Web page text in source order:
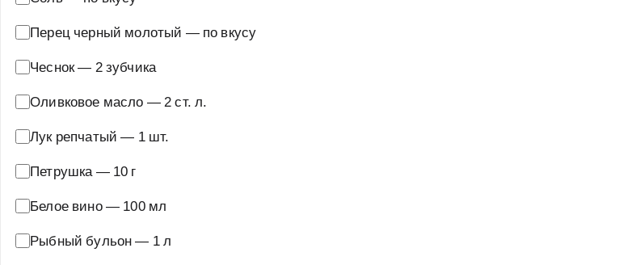
Перец черный молотый — по вкусу
Чеснок— 2 зубчика
Оливковое масло — 2 ст. л.
Лук репчатый — 1 шт.
Петрушка — 10 г
Белое вино— 100 мл
Рыбный бульон— 1 л